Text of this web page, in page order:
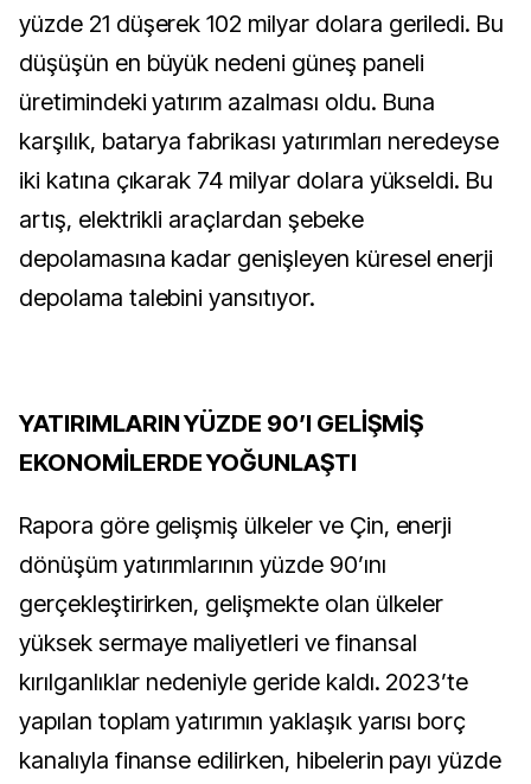
yüzde 21 düşerek 102 milyar dolara geriledi. Bu
düşüşün en büyük nedeni güneş paneli
üretimindeki yatırım azalması oldu. Buna
karşılık, batarya fabrikası yatırımları neredeyse
iki katına çıkarak 74 milyar dolara yükseldi. Bu
artış, elektrikli araçlardan şebeke
depolamasına kadar genişleyen küresel enerji
depolama talebini yansıtıyor.
YATIRIMLARIN YÜZDE 90’I GELİŞMİŞ
EKONOMİLERDE YOĞUNLAŞTI
Rapora göre gelişmiş ülkeler ve Çin, enerji
dönüşüm yatırımlarının yüzde 90’ını
gerçekleştirirken, gelişmekte olan ülkeler
yüksek sermaye maliyetleri ve finansal
kırılganlıklar nedeniyle geride kaldı. 2023’te
yapılan toplam yatırımın yaklaşık yarısı borç
kanalıyla finanse edilirken, hibelerin payı yüzde